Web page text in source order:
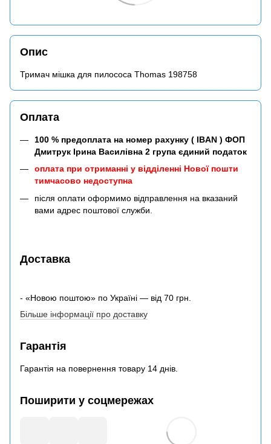
Опис
Тримач мішка для пилососа Thomas 198758
Оплата
100 % предоплата на номер рахунку ( IBAN ) ФОП
Дмитрук Ірина Василівна 2 група єдиний податок
оплата при отриманні у відділенні Нової пошти
тимчасово недоступна
після оплати оформимо відправлення на вказаний
вами адрес поштової служби.
Доставка
- «Новою поштою» по Україні — від 70 грн.
Більше інформації про доставку
Гарантія
Гарантія на повернення товару 14 днів.
Поширити у соцмережах